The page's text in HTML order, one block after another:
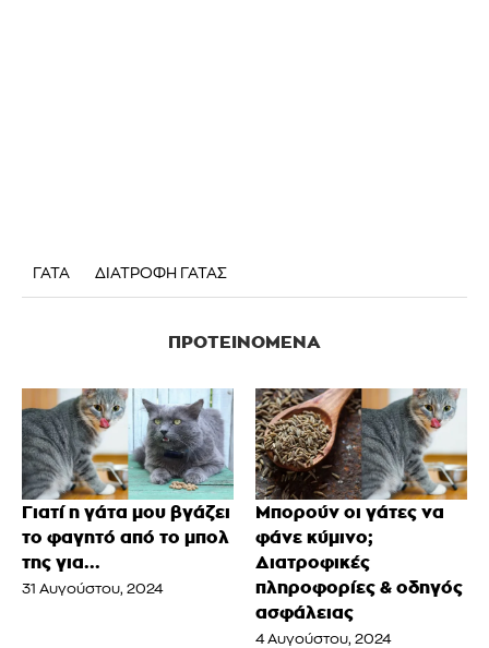
ΓΑΤΑ ΔΙΑΤΡΟΦΗ ΓΑΤΑΣ
ΠΡΟΤΕΙΝΌΜΕΝΑ
Γιατί η γάτα μου βγάζει
το φαγητό από το μπολ
της για...
31 Αυγούστου, 2024
Μπορούν οι γάτες να
φάνε κύμινο;
Διατροφικές
πληροφορίες & οδηγός
ασφάλειας
4 Αυγούστου, 2024